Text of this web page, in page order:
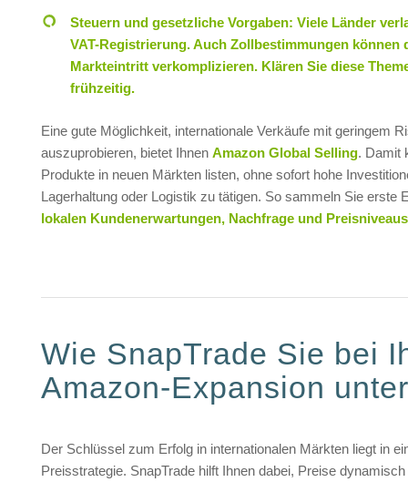
Steuern und gesetzliche Vorgaben: Viele Länder
VAT-Registrierung. Auch Zollbestimmungen können
Markteintritt verkomplizieren. Klären Sie diese
frühzeitig.
Eine gute Möglichkeit, internationale Verkäufe mit geringem
auszuprobieren, bietet Ihnen Amazon Global Selling. Damit
Produkte in neuen Märkten listen, ohne sofort hohe
Lagerhaltung oder Logistik zu tätigen. So sammeln Sie erste
lokalen Kundenerwartungen, Nachfrage und Preisniveaus
Wie SnapTrade Sie bei
Amazon-Expansion
Der Schlüssel zum Erfolg in internationalen Märkten liegt in
Preisstrategie. SnapTrade hilft Ihnen dabei, Preise